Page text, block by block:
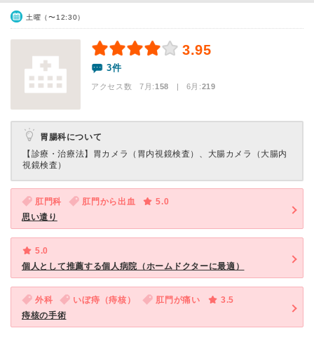
土曜（〜12:30）
3.95
3件
アクセス数 7月:158 | 6月:219
胃腸科について
【診療・治療法】 胃カメラ（胃内視鏡検査）、大腸カメラ（大腸内
視鏡検査）
肛門科 肛門から出血
5.0
思い遣り
5.0
個人として推薦する個人病院（ホームドクターに最適）
外科 いぼ痔（痔核） 肛門が痛い
3.5
痔核の手術